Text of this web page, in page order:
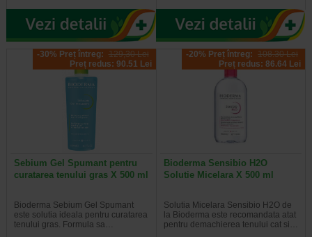
-30% Preț întreg: 129,30 Lei
Preț redus: 90.51 Lei
Sebium Gel Spumant pentru
curatarea tenului gras X 500 ml
Bioderma Sebium Gel Spumant
este solutia ideala pentru curatarea
tenului gras. Formula sa…
-20% Preț întreg: 108.30 Lei
Preț redus: 86.64 Lei
Bioderma Sensibio H2O
Solutie Micelara X 500 ml
Solutia Micelara Sensibio H2O de
la Bioderma este recomandata atat
pentru demachierea tenului cat si…